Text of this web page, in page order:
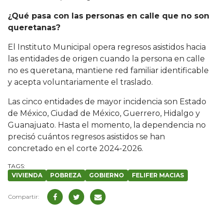
¿Qué pasa con las personas en calle que no son
queretanas?
El Instituto Municipal opera regresos asistidos hacia
las entidades de origen cuando la persona en calle
no es queretana, mantiene red familiar identificable
y acepta voluntariamente el traslado.
Las cinco entidades de mayor incidencia son Estado
de México, Ciudad de México, Guerrero, Hidalgo y
Guanajuato. Hasta el momento, la dependencia no
precisó cuántos regresos asistidos se han
concretado en el corte 2024-2026.
VIVIENDA POBREZA GOBIERNO FELIFER MACIAS